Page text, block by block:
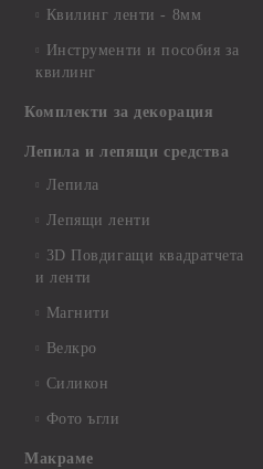
Квилинг ленти - 8мм
Инструменти и пособия за
квилинг
Комплекти за декорация
Лепила и лепящи средства
Лепила
Лепящи ленти
3D Повдигащи квадратчета
и ленти
Магнити
Велкро
Силикон
Фото ъгли
Макраме